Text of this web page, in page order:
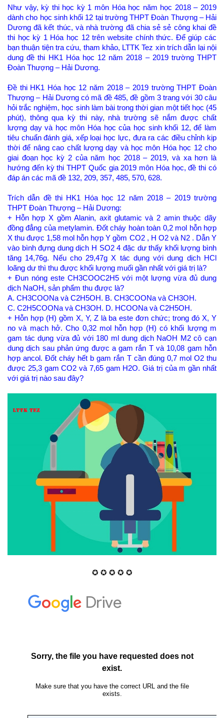
Như vậy, kỳ thi học kỳ 1 môn Hóa học năm học 2018 – 2019
dành cho học sinh khối 12 tại trường THPT Đoàn Thượng – Hải
Dương đã kết thúc, và nhà trường đã chia sẻ sẻ công khai đề
thi học kỳ 1 Hóa học 12 trên website chính thức. Để giúp các
bạn thuận tiện tra cứu, tham khảo, LTTK Tez xin trích dẫn lại nội
dung đề thi HK1 Hóa học 12 năm 2018 – 2019 trường THPT
Đoàn Thượng – Hải Dương.
Đề thi HK1 Hóa học 12 năm 2018 – 2019 trường THPT Đoàn
Thượng – Hải Dương có mã đề 485, đề gồm 3 trang với 30 câu
hỏi trắc nghiệm, học sinh làm bài trong thời gian một tiết học (45
phút), thông qua kỳ thi này, nhà trường sẽ nắm được chất
lượng dạy và học môn Hóa học của học sinh khối 12, để làm
tiêu chuẩn đánh giá, xếp loại học lực, đưa ra các điều chỉnh kịp
thời để nâng cao chất lượng dạy và học môn Hóa học 12 cho
giai đoạn học kỳ 2 của năm học 2018 – 2019, và xa hơn là
hướng đến kỳ thi THPT Quốc gia 2019 môn Hóa học, đề thi có
đáp án các mã đề 132, 209, 357, 485, 570, 628.
Trích dẫn đề thi HK1 Hóa học 12 năm 2018 – 2019 trường
THPT Đoàn Thượng – Hải Dương:
+ Hỗn hợp X gồm Alanin, axit glutamic và 2 amin thuộc dãy
đồng đẳng của metylamin. Đốt cháy hoàn toàn 0,2 mol hỗn hợp
X thu được 1,58 mol hỗn hợp Y gồm CO2 , H O2 và N2 . Dẫn Y
vào bình đựng dung dịch H SO2 4 đặc dư thấy khối lượng bình
tăng 14,76g. Nếu cho 29,47g X tác dụng với dung dịch HCl
loãng dư thì thu được khối lượng muối gần nhất với giá trị là?
+ Đun nóng este CH3COOC2H5 với một lượng vừa đủ dung
dịch NaOH, sản phẩm thu được là?
A. CH3COONa và C2H5OH. B. CH3COONa và CH3OH.
C. C2H5COONa và CH3OH. D. HCOONa và C2H5OH.
+ Hỗn hợp (H) gồm X, Y, Z là ba este đơn chức; trong đó X, Y
no và mạch hở. Cho 0,32 mol hỗn hợp (H) có khối lượng m
gam tác dụng vừa đủ với 180 ml dung dịch NaOH M2 cô cạn
dung dịch sau phản ứng được a gam rắn T và 10,08 gam hỗn
hợp ancol. Đốt cháy hết b gam rắn T cần đúng 0,7 mol O2 thu
được 25,3 gam CO2 và 7,65 gam H2O. Giá trị của m gần nhất
với giá trị nào sau đây?
✪ ✪ ✪ ✪ ✪